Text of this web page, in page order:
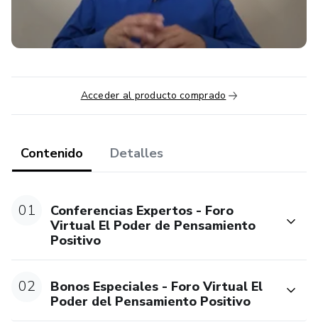
Acceder al producto comprado
Contenido Detalles
01
Conferencias Expertos - Foro
Virtual El Poder de Pensamiento
Positivo
02
Bonos Especiales - Foro Virtual El
Poder del Pensamiento Positivo